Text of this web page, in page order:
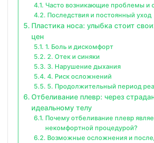
Часто возникающие проблемы и
Последствия и постоянный уход
Пластика носа: улыбка стоит
цен
1. Боль и дискомфорт
2. Отек и синяки
3. Нарушение дыхания
4. Риск осложнений
5. Продолжительный период
Отбеливание плевр: через
идеальному телу
Почему отбеливание плевр
некомфортной процедурой?
Возможные осложнения и